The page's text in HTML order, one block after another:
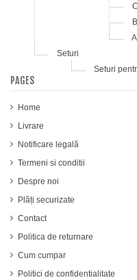
Seturi
Seturi
PAGES
Home
Livrare
Notificare legală
Termeni si conditii
Despre noi
Plăți securizate
Contact
Politica de returnare
Cum cumpar
Politici de confidentialitate